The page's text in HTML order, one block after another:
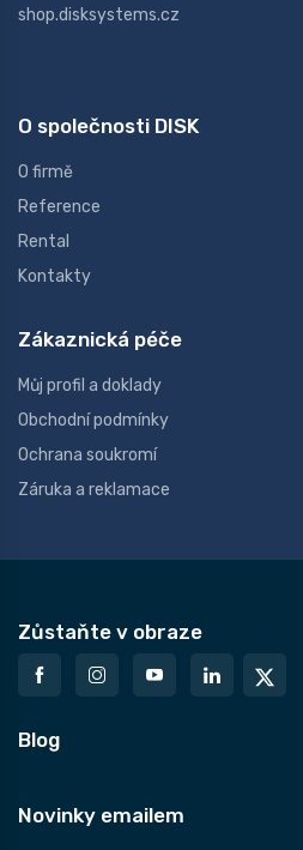
shop.disksystems.cz
O společnosti DISK
O firmě
Reference
Rental
Kontakty
Zákaznická péče
Můj profil a doklady
Obchodní podmínky
Ochrana soukromí
Záruka a reklamace
Zůstaňte v obraze
Blog
Novinky emailem